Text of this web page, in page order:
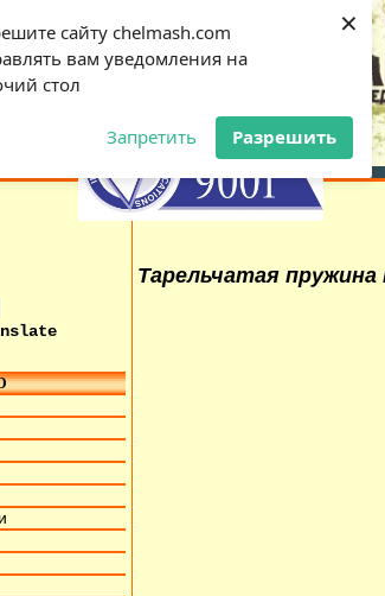
сайту chelmash.com
вам уведомления на
стол
Запретить Разрешить
×
Тарельчатая
на ул. Труда, д.17. Бесплатный номер